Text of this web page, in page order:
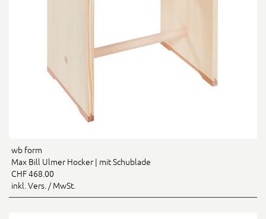
wb form
Max Bill Ulmer Hocker | mit Schublade
CHF 468.00
inkl. Vers. / MwSt.